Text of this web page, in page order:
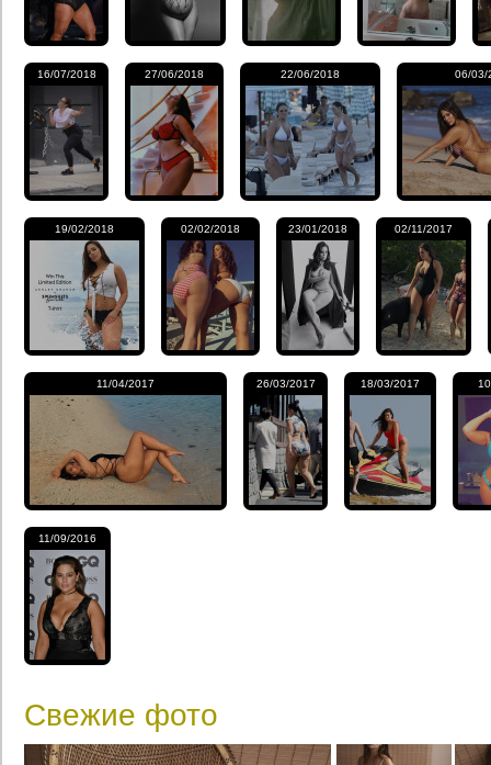
16/07/2018 27/06/2018 22/06/2018 06/03/
19/02/2018 02/02/2018 23/01/2018 02/11/2017
11/04/2017 26/03/2017 18/03/2017
11/09/2016
Свежие фото